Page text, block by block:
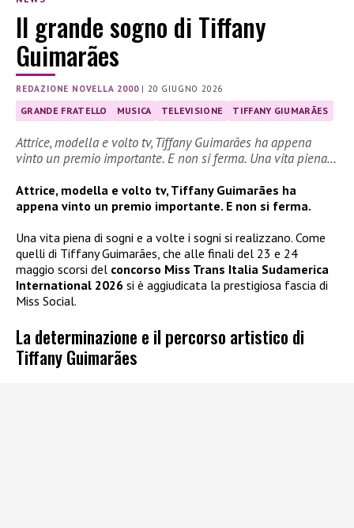
Il grande sogno di Tiffany
Guimarães
REDAZIONE NOVELLA 2000|20 GIUGNO 2026
GRANDE FRATELLO MUSICA TELEVISIONE TIFFANY GIUMARÃES
Attrice, modella e volto tv, Tiffany Guimarães ha appena
vinto un premio importante. E non si ferma. Una vita piena…
Attrice, modella e volto tv, Tiffany Guimarães ha
appena vinto un premio importante. E non si ferma.
Una vita piena di sogni e a volte i sogni si realizzano. Come
quelli di Tiffany Guimarães, che alle finali del 23 e 24
maggio scorsi del concorso Miss Trans Italia Sudamerica
International 2026 si è aggiudicata la prestigiosa fascia di
Miss Social.
La determinazione e il percorso artistico di
Tiffany Guimarães